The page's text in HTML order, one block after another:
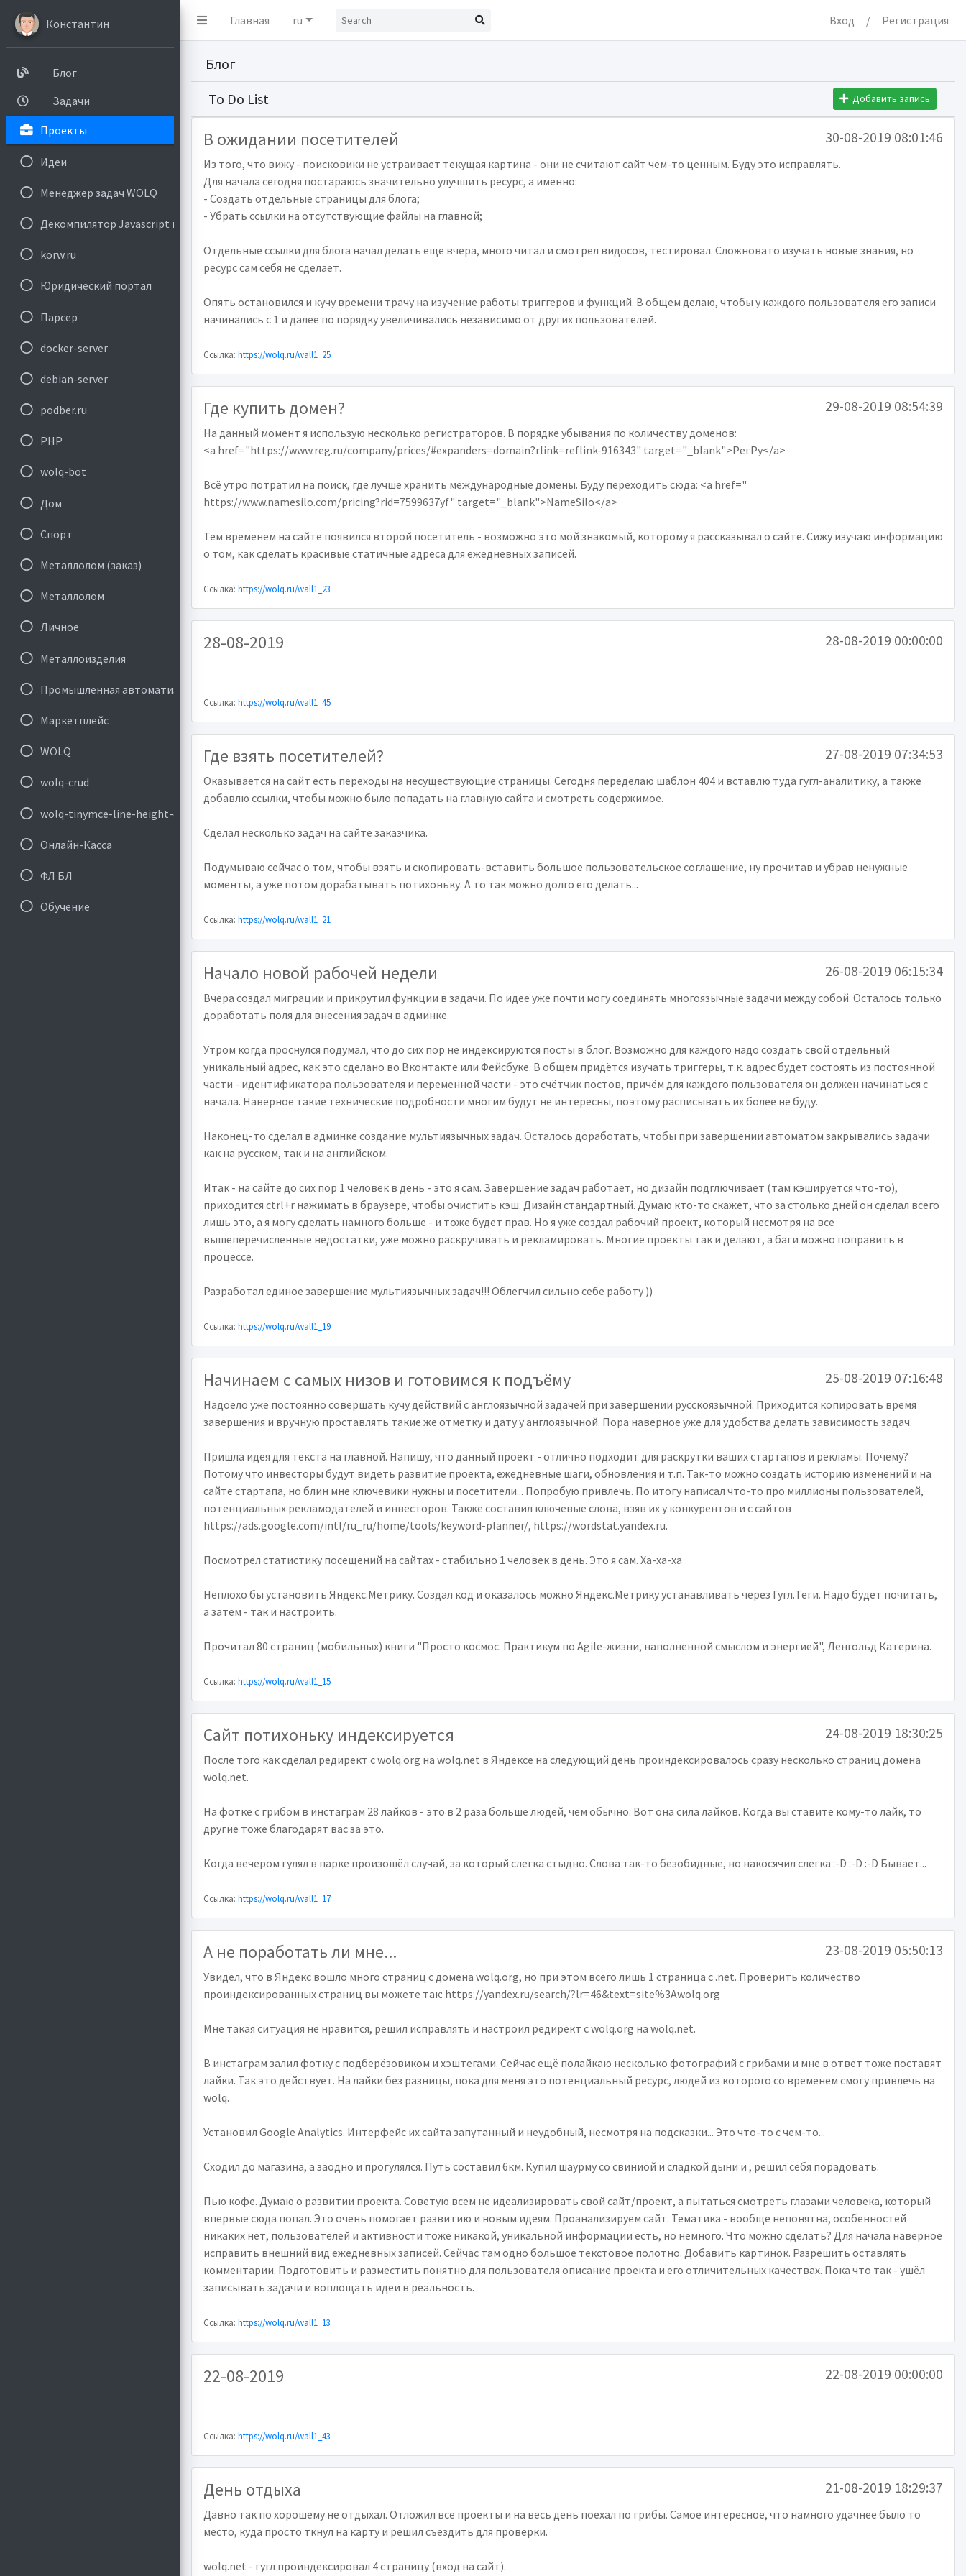
Главная ru Вход / Регистрация
Константин
Блог
Задачи
Проекты
Идеи
Менеджер задач WOLQ
Декомпилятор Javascript на PHP
korw.ru
Юридический портал
Парсер
docker-server
debian-server
podber.ru
PHP
wolq-bot
Дом
Спорт
Металлолом (заказ)
Металлолом
Личное
Металлоизделия
Промышленная автоматизация
Маркетплейс
WOLQ
wolq-crud
wolq-tinymce-line-height-clear
Онлайн-Касса
ФЛ БЛ
Обучение
Блог
To Do List
Добавить запись
В ожидании посетителей 30-08-2019 08:01:46
Из того, что вижу - поисковики не устраивает текущая картина - они не считают сайт чем-то ценным. Буду это исправлять.
Для начала сегодня постараюсь значительно улучшить ресурс, а именно:
- Создать отдельные страницы для блога;
- Убрать ссылки на отсутствующие файлы на главной;
Отдельные ссылки для блога начал делать ещё вчера, много читал и смотрел видосов, тестировал. Сложновато изучать новые знания, но
ресурс сам себя не сделает.
Опять остановился и кучу времени трачу на изучение работы триггеров и функций. В общем делаю, чтобы у каждого пользователя его записи
начинались с 1 и далее по порядку увеличивались независимо от других пользователей.
Ссылка: https://wolq.ru/wall1_25
Где купить домен? 29-08-2019 08:54:39
На данный момент я использую несколько регистраторов. В порядке убывания по количеству доменов:
<a href="https://www.reg.ru/company/prices/#expanders=domain?rlink=reflink-916343" target="_blank">РегРу</a>
Всё утро потратил на поиск, где лучше хранить международные домены. Буду переходить сюда: <a href="
https://www.namesilo.com/pricing?rid=7599637yf" target="_blank">NameSilo</a>
Тем временем на сайте появился второй посетитель - возможно это мой знакомый, которому я рассказывал о сайте. Сижу изучаю информацию
о том, как сделать красивые статичные адреса для ежедневных записей.
Ссылка: https://wolq.ru/wall1_23
28-08-2019 28-08-2019 00:00:00
Ссылка: https://wolq.ru/wall1_45
Где взять посетителей? 27-08-2019 07:34:53
Оказывается на сайт есть переходы на несуществующие страницы. Сегодня переделаю шаблон 404 и вставлю туда гугл-аналитику, а также
добавлю ссылки, чтобы можно было попадать на главную сайта и смотреть содержимое.
Сделал несколько задач на сайте заказчика.
Подумываю сейчас о том, чтобы взять и скопировать-вставить большое пользовательское соглашение, ну прочитав и убрав ненужные
моменты, а уже потом дорабатывать потихоньку. А то так можно долго его делать...
Ссылка: https://wolq.ru/wall1_21
Начало новой рабочей недели 26-08-2019 06:15:34
Вчера создал миграции и прикрутил функции в задачи. По идее уже почти могу соединять многоязычные задачи между собой. Осталось только
доработать поля для внесения задач в админке.
Утром когда проснулся подумал, что до сих пор не индексируются посты в блог. Возможно для каждого надо создать свой отдельный
уникальный адрес, как это сделано во Вконтакте или Фейсбуке. В общем придётся изучать триггеры, т.к. адрес будет состоять из постоянной
части - идентификатора пользователя и переменной части - это счётчик постов, причём для каждого пользователя он должен начинаться с
начала. Наверное такие технические подробности многим будут не интересны, поэтому расписывать их более не буду.
Наконец-то сделал в админке создание мультиязычных задач. Осталось доработать, чтобы при завершении автоматом закрывались задачи
как на русском, так и на английском.
Итак - на сайте до сих пор 1 человек в день - это я сам. Завершение задач работает, но дизайн подглючивает (там кэшируется что-то),
приходится ctrl+r нажимать в браузере, чтобы очистить кэш. Дизайн стандартный. Думаю кто-то скажет, что за столько дней он сделал всего
лишь это, а я могу сделать намного больше - и тоже будет прав. Но я уже создал рабочий проект, который несмотря на все
вышеперечисленные недостатки, уже можно раскручивать и рекламировать. Многие проекты так и делают, а баги можно поправить в
процессе.
Разработал единое завершение мультиязычных задач!!! Облегчил сильно себе работу ))
Ссылка: https://wolq.ru/wall1_19
Начинаем с самых низов и готовимся к подъёму 25-08-2019 07:16:48
Надоело уже постоянно совершать кучу действий с англоязычной задачей при завершении русскоязычной. Приходится копировать время
завершения и вручную проставлять такие же отметку и дату у англоязычной. Пора наверное уже для удобства делать зависимость задач.
Пришла идея для текста на главной. Напишу, что данный проект - отлично подходит для раскрутки ваших стартапов и рекламы. Почему?
Потому что инвесторы будут видеть развитие проекта, ежедневные шаги, обновления и т.п. Так-то можно создать историю изменений и на
сайте стартапа, но блин мне ключевики нужны и посетители... Попробую привлечь. По итогу написал что-то про миллионы пользователей,
потенциальных рекламодателей и инвесторов. Также составил ключевые слова, взяв их у конкурентов и с сайтов
https://ads.google.com/intl/ru_ru/home/tools/keyword-planner/, https://wordstat.yandex.ru.
Посмотрел статистику посещений на сайтах - стабильно 1 человек в день. Это я сам. Ха-ха-ха
Неплохо бы установить Яндекс.Метрику. Создал код и оказалось можно Яндекс.Метрику устанавливать через Гугл.Теги. Надо будет почитать,
а затем - так и настроить.
Прочитал 80 страниц (мобильных) книги "Просто космос. Практикум по Agile-жизни, наполненной смыслом и энергией", Ленгольд Катерина.
Ссылка: https://wolq.ru/wall1_15
Сайт потихоньку индексируется 24-08-2019 18:30:25
После того как сделал редирект с wolq.org на wolq.net в Яндексе на следующий день проиндексировалось сразу несколько страниц домена
wolq.net.
На фотке с грибом в инстаграм 28 лайков - это в 2 раза больше людей, чем обычно. Вот она сила лайков. Когда вы ставите кому-то лайк, то
другие тоже благодарят вас за это.
Когда вечером гулял в парке произошёл случай, за который слегка стыдно. Слова так-то безобидные, но накосячил слегка :-D :-D :-D Бывает...
Ссылка: https://wolq.ru/wall1_17
А не поработать ли мне... 23-08-2019 05:50:13
Увидел, что в Яндекс вошло много страниц с домена wolq.org, но при этом всего лишь 1 страница с .net. Проверить количество
проиндексированных страниц вы можете так: https://yandex.ru/search/?lr=46&text=site%3Awolq.org
Мне такая ситуация не нравится, решил исправлять и настроил редирект с wolq.org на wolq.net.
В инстаграм залил фотку с подберёзовиком и хэштегами. Сейчас ещё полайкаю несколько фотографий с грибами и мне в ответ тоже поставят
лайки. Так это действует. На лайки без разницы, пока для меня это потенциальный ресурс, людей из которого со временем смогу привлечь на
wolq.
Установил Google Analytics. Интерфейс их сайта запутанный и неудобный, несмотря на подсказки... Это что-то с чем-то...
Сходил до магазина, а заодно и прогулялся. Путь составил 6км. Купил шаурму со свиниой и сладкой дыни и , решил себя порадовать.
Пью кофе. Думаю о развитии проекта. Советую всем не идеализировать свой сайт/проект, а пытаться смотреть глазами человека, который
впервые сюда попал. Это очень помогает развитию и новым идеям. Проанализируем сайт. Тематика - вообще непонятна, особенностей
никаких нет, пользователей и активности тоже никакой, уникальной информации есть, но немного. Что можно сделать? Для начала наверное
исправить внешний вид ежедневных записей. Сейчас там одно большое текстовое полотно. Добавить картинок. Разрешить оставлять
комментарии. Подготовить и разместить понятно для пользователя описание проекта и его отличительных качествах. Пока что так - ушёл
записывать задачи и воплощать идеи в реальность.
Ссылка: https://wolq.ru/wall1_13
22-08-2019 22-08-2019 00:00:00
Ссылка: https://wolq.ru/wall1_43
День отдыха 21-08-2019 18:29:37
Давно так по хорошему не отдыхал. Отложил все проекты и на весь день поехал по грибы. Самое интересное, что намного удачнее было то
место, куда просто ткнул на карту и решил съездить для проверки.
wolq.net - гугл проиндексировал 4 страницу (вход на сайт).